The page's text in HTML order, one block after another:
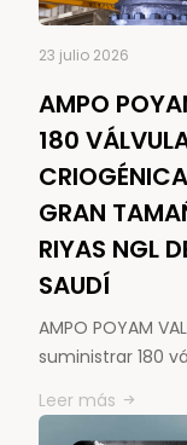
23 julio 2026
AMPO
180
GRAN
RIYAS NGL
SAUDÍ
AMPO POYAM
suministrar 180
Leer más